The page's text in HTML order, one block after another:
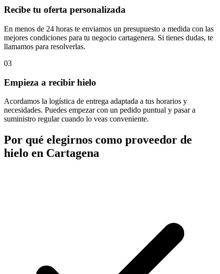
Recibe tu oferta personalizada
En menos de 24 horas te enviamos un presupuesto a medida con las
mejores condiciones para tu negocio cartagenera. Si tienes dudas, te
llamamos para resolverlas.
03
Empieza a recibir hielo
Acordamos la logística de entrega adaptada a tus horarios y
necesidades. Puedes empezar con un pedido puntual y pasar a
suministro regular cuando lo veas conveniente.
Por qué elegirnos como proveedor de
hielo en Cartagena